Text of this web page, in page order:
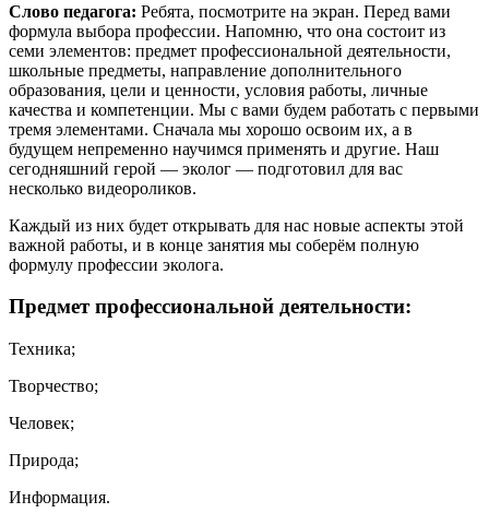
Слово педагога: Ребята, посмотрите на экран. Перед вами
формула выбора профессии. Напомню, что она состоит из
семи элементов: предмет профессиональной деятельности,
школьные предметы, направление дополнительного
образования, цели и ценности, условия работы, личные
качества и компетенции. Мы с вами будем работать с первыми
тремя элементами. Сначала мы хорошо освоим их, а в
будущем непременно научимся применять и другие. Наш
сегодняшний герой — эколог — подготовил для вас
несколько видеороликов.
Каждый из них будет открывать для нас новые аспекты этой
важной работы, и в конце занятия мы соберём полную
формулу профессии эколога.
Предмет профессиональной деятельности:
Техника;
Творчество;
Человек;
Природа;
Информация.